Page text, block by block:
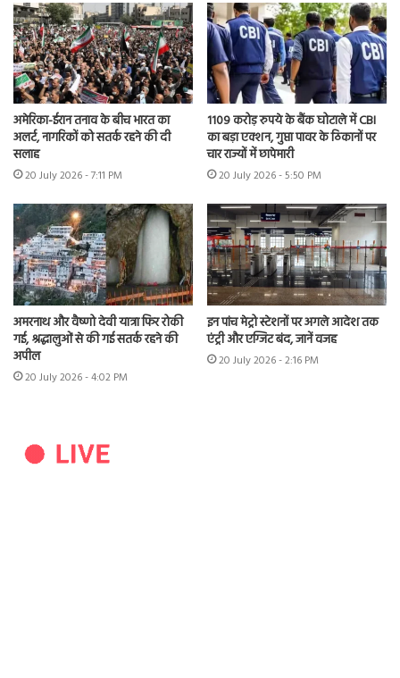
अमेरिका-ईरान तनाव के बीच भारत का
अलर्ट, नागरिकों को सतर्क रहने की दी
सलाह
20 July 2026 - 7:11 PM
1109 करोड़ रुपये के बैंक घोटाले में CBI
का बड़ा एक्शन, गुप्ता पावर के ठिकानों पर
चार राज्यों में छापेमारी
20 July 2026 - 5:50 PM
अमरनाथ और वैष्णो देवी यात्रा फिर रोकी
गई, श्रद्धालुओं से की गई सतर्क रहने की
अपील
20 July 2026 - 4:02 PM
इन पांच मेट्रो स्टेशनों पर अगले आदेश तक
एंट्री और एग्जिट बंद, जानें वजह
20 July 2026 - 2:16 PM